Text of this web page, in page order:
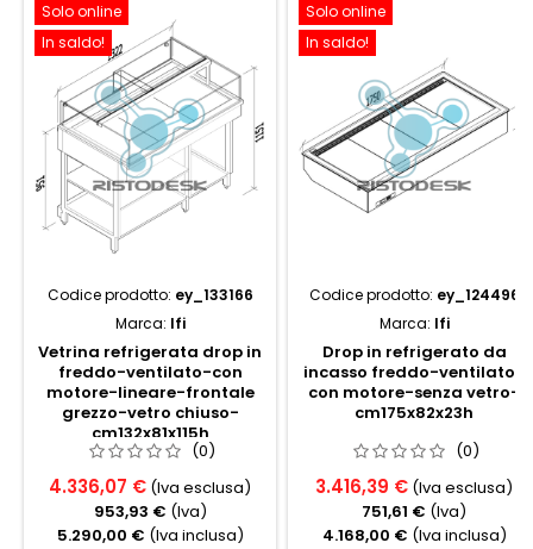
Solo online
In saldo!
Codice prodotto: ey_133166
Marca: Ifi
Vetrina refrigerata drop in
freddo-ventilato-con
motore-lineare-frontale
grezzo-vetro chiuso-
cm132x81x115h
(0)
4.336,07 € (Iva esclusa)
953,93 € (Iva)
5.290,00 € (Iva inclusa)
Solo online
In saldo!
Codice prodotto: ey_124496
Marca: Ifi
Drop in refrigerato da
incasso freddo-ventilato-
con motore-senza vetro-
cm175x82x23h
(0)
3.416,39 € (Iva esclusa)
751,61 € (Iva)
4.168,00 € (Iva inclusa)